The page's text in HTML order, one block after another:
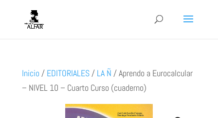
Inicio / EDITORIALES/ LA Ñ /Aprendo a Eurocalcular
– NIVEL 10 – Cuarto Curso (cuaderno)